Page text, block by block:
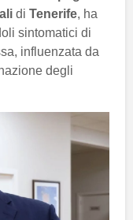
di Tenerife, ha
sintomatici di
influenzata da
degli